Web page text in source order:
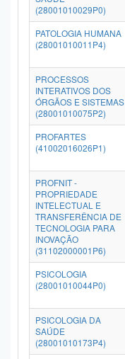
(28001010029P0)
PATOLOGIA HUMANA
(28001010011P4)
PROCESSOS
INTERATIVOS DOS
ÓRGÃOS E SISTEMAS
(28001010075P2)
PROFARTES
(41002016026P1)
PROFNIT -
PROPRIEDADE
INTELECTUAL E
TRANSFERÊNCIA DE
TECNOLOGIA PARA
INOVAÇÃO
(31102000001P6)
PSICOLOGIA
(28001010044P0)
PSICOLOGIA DA
SAÚDE
(28001010173P4)